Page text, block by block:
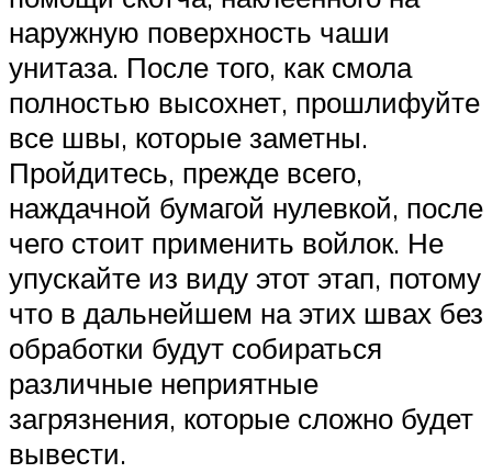
наружную поверхность чаши
унитаза. После того, как смола
полностью высохнет, прошлифуйте
все швы, которые заметны.
Пройдитесь, прежде всего,
наждачной бумагой нулевкой, после
чего стоит применить войлок. Не
упускайте из виду этот этап, потому
что в дальнейшем на этих швах без
обработки будут собираться
различные неприятные
загрязнения, которые сложно будет
вывести.